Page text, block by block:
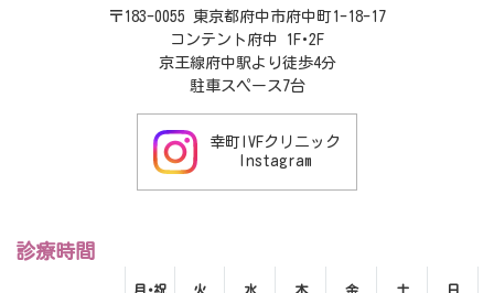
〒183-0055 東京都府中市府中町1-18-17
コンテント府中 1F･2F
京王線府中駅より徒歩4分
駐車スペース7台
幸町IVFクリニック
Instagram
診療時間
月･祝 火 水 木 金 土 日